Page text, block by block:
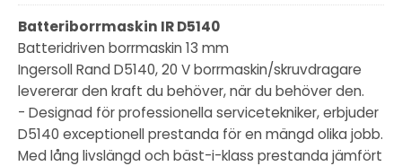
Batteriborrmaskin IR D5140
Batteridriven borrmaskin 13 mm
Ingersoll Rand D5140, 20 V borrmaskin/skruvdragare
levererar den kraft du behöver, när du behöver den.
- Designad för professionella servicetekniker, erbjuder
D5140 exceptionell prestanda för en mängd olika jobb.
Med lång livslängd och bäst-i-klass prestanda jämfört